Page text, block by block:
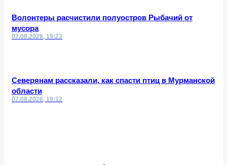
Волонтеры расчистили полуостров Рыбачий от
мусора
07.08.2026, 19:23
Северянам рассказали, как спасти птиц в Мурманской
области
07.08.2026, 19:12